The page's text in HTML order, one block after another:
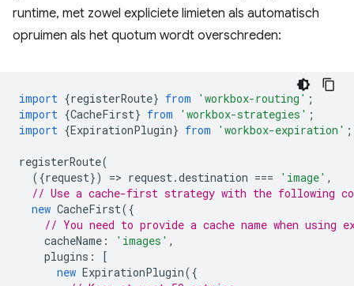
runtime, met zowel expliciete limieten als automatisch
opruimen als het quotum wordt overschreden:
import {registerRoute} from 'workbox-routing' ;
import {CacheFirst} from 'workbox-strategies' ;
import {ExpirationPlugin} from 'workbox-expiration' ;
registerRoute(
({request}) => request.destination === 'image' ,
// Use a cache-first strategy with the following
new CacheFirst({
// You need to provide a cache name when using
cacheName : 'images' ,
plugins :
[
new ExpirationPlugin({